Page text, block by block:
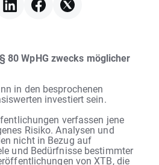
80 WpHG zwecks möglicher
in den besprochenen
investiert sein.
verfassen jene
Risiko. Analysen und
nicht in Bezug auf
und Bedürfnisse bestimmter
von XTB, die